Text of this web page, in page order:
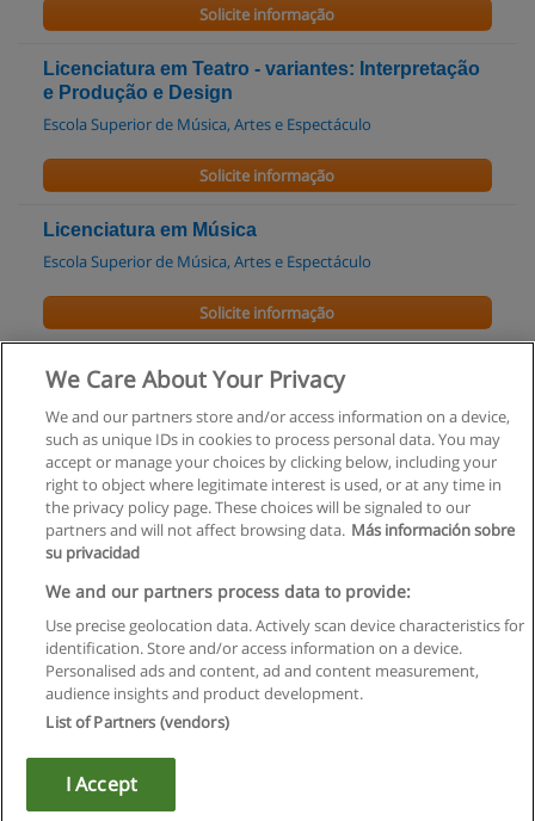
Solicite informação
Licenciatura em Teatro - variantes: Interpretação
e Produção e Design
Escola Superior de Música, Artes e Espectáculo
Solicite informação
Licenciatura em Música
Escola Superior de Música, Artes e Espectáculo
Solicite informação
Curso de Decoração de Interiores
Solicite informação
Regras de uso
Privacidade de dados
Entrar em contato com Educaedu
Copyright © Educaedu Business S.L. - CIF : B-95610580: -
We Care About Your Privacy
We and our partners store and/or access information on a device,
such as unique IDs in cookies to process personal data. You may
accept or manage your choices by clicking below, including your
right to object where legitimate interest is used, or at any time in
the privacy policy page. These choices will be signaled to our
partners and will not affect browsing data. Más información sobre
su privacidad
We and our partners process data to provide:
Use precise geolocation data. Actively scan device characteristics for
identification. Store and/or access information on a device.
Personalised ads and content, ad and content measurement,
audience insights and product development.
List of Partners (vendors)
I Accept